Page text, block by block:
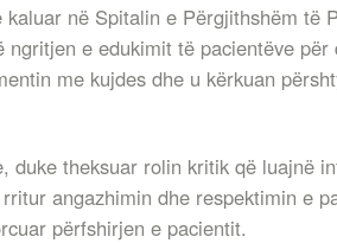
në Spitalin e Përgjithshëm të
e edukimit të pacientëve
me kujdes dhe u kërkuan
theksuar rolin kritik që luajnë
angazhimin dhe respektimin e
përfshirjen e pacientit.